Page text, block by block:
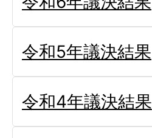
令和5年議決結果
令和4年議決結果